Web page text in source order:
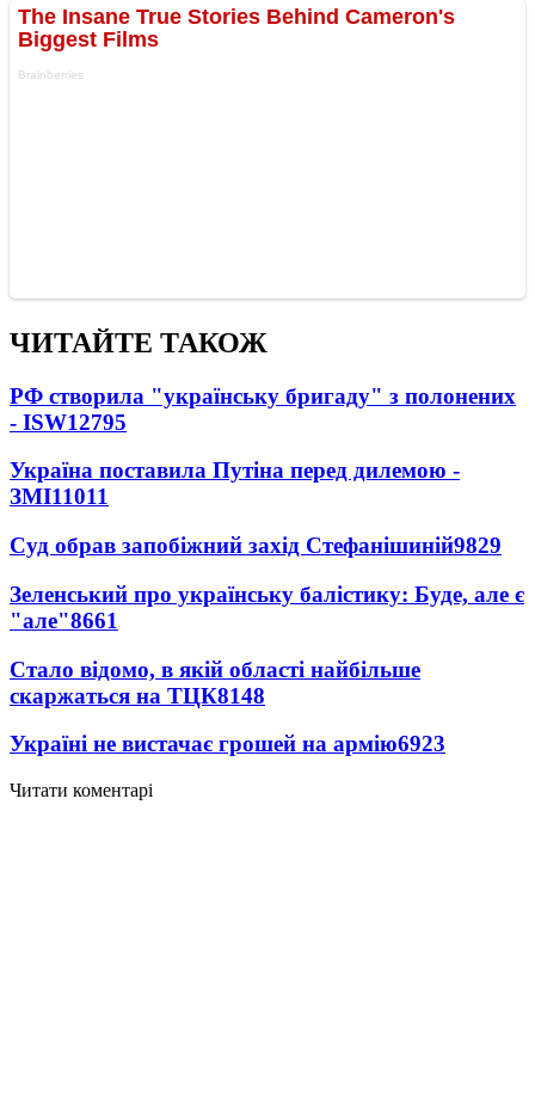
ЧИТАЙТЕ ТАКОЖ
РФ створила "українську бригаду" з полонених
- ISW12795
Україна поставила Путіна перед дилемою -
ЗМІ11011
Суд обрав запобіжний захід Стефанішиній9829
Зеленський про українську балістику: Буде, але є
"але"8661
Стало відомо, в якій області найбільше
скаржаться на ТЦК8148
Україні не вистачає грошей на армію6923
Читати коментарі